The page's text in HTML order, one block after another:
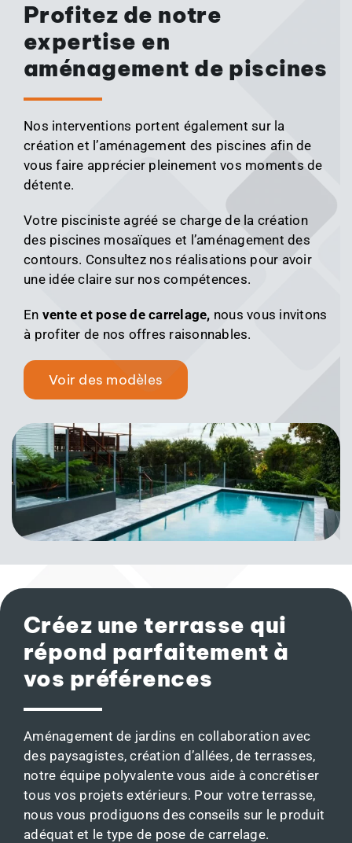
Profitez de notre
expertise en
aménagement de piscines
Nos interventions portent également sur la
création et l’aménagement des piscines afin de
vous faire apprécier pleinement vos moments de
détente.
Votre pisciniste agréé se charge de la création
des piscines mosaïques et l’aménagement des
contours. Consultez nos réalisations pour avoir
une idée claire sur nos compétences.
En vente et pose de carrelage, nous vous invitons
à profiter de nos offres raisonnables.
Voir des modèles
Créez une terrasse qui
répond parfaitement à
vos préférences
Aménagement de jardins en collaboration avec
des paysagistes, création d’allées, de terrasses,
notre équipe polyvalente vous aide à concrétiser
tous vos projets extérieurs. Pour votre terrasse,
nous vous prodiguons des conseils sur le produit
adéquat et le type de pose de carrelage.